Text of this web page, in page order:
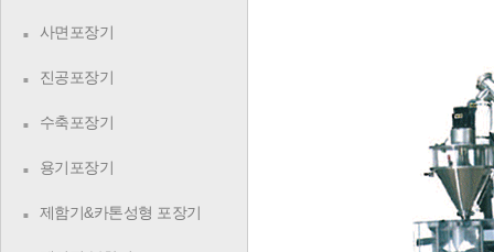
사면포장기
진공포장기
수축포장기
용기포장기
제함기&카톤성형 포장기